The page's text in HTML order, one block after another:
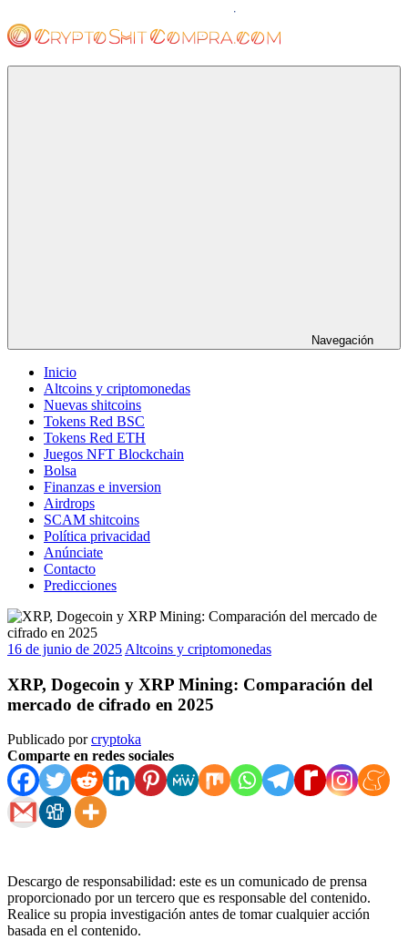
al
contenido
Navegación
Inicio
Altcoins y criptomonedas
Nuevas shitcoins
Tokens Red BSC
Tokens Red ETH
Juegos NFT Blockchain
Bolsa
Finanzas e inversion
Airdrops
SCAM shitcoins
Política privacidad
Anúnciate
Contacto
Predicciones
16 de junio de 2025 Altcoins y criptomonedas
XRP, Dogecoin y XRP Mining: Comparación del
mercado de cifrado en 2025
Publicado porcryptoka
Comparte en redes sociales
Descargo de responsabilidad: este es un comunicado de prensa
proporcionado por un tercero que es responsable del contenido.
Realice su propia investigación antes de tomar cualquier acción
basada en el contenido.